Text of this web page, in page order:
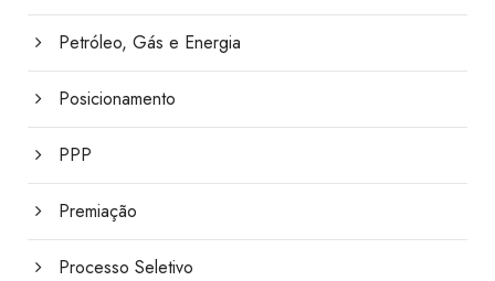
Petróleo, Gás e Energia
Posicionamento
PPP
Premiação
Processo Seletivo